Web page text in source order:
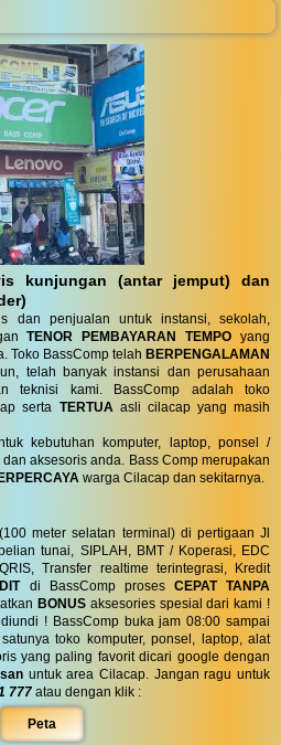
kunjungan (antar jemput) dan
dan penjualan untuk instansi, sekolah,
TENOR PEMBAYARAN TEMPO yang
Toko BassComp telah BERPENGALAMAN
telah banyak instansi dan perusahaan
teknisi kami. BassComp adalah toko
serta TERTUA asli cilacap yang masih
kebutuhan komputer, laptop, ponsel /
aksesoris anda. Bass Comp merupakan
warga Cilacap dan sekitarnya.
meter selatan terminal) di pertigaan Jl
tunai, SIPLAH, BMT / Koperasi, EDC
Transfer realtime terintegrasi, Kredit
di BassComp proses CEPAT TANPA
BONUSaksesories spesial dari kami !
! BassComp buka jam 08:00 sampai
toko komputer, ponsel, laptop, alat
yang paling favorit dicari google dengan
untuk area Cilacap. Jangan ragu untuk
777 atau dengan klik :
Peta